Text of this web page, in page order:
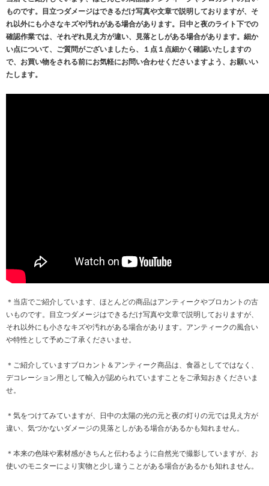
ものです。目立つダメージはできるだけ写真や文章で説明しておりますが、そ
れ以外にも小さなキズや汚れがある場合があります。日中と夜のライト下での
確認作業では、それぞれ見え方が違い、見落としがある場合があります。細か
い点について、ご質問がございましたら、１点１点細かく確認いたしますの
で、お買い物をされる前にお気軽にお問い合わせくださいますよう、お願いい
たします。
＊当店でご紹介しています、ほとんどの商品はアンティークやブロカントの古
いものです。目立つダメージはできるだけ写真や文章で説明しておりますが、
それ以外にも小さなキズや汚れがある場合があります。アンティークの風合い
や特性として予めご了承くださいませ。
＊ご紹介していますブロカント＆アンティーク商品は、食器としてではなく、
デコレーション用として輸入が認められていますことをご承知おきくださいま
せ。
＊気をつけてみていますが、日中の太陽の光の元と夜の灯りの元では見え方が
違い、気づかないダメージの見落としがある場合があるかも知れません。
＊本来の色味や素材感がきちんと伝わるように自然光で撮影していますが、お
使いのモニターにより実物と少し違うことがある場合があるかも知れません。